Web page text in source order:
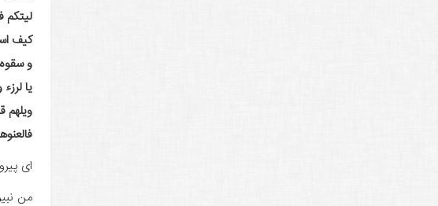
لیتکم
کیف
و
یا
ویلهم
اى
من